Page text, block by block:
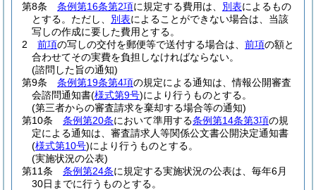
第8条
条例第16条第2項に規定する費用は、 別表によるもの
とする。 ただし、 別表によることができない場合は、当該
写しの作成に要した費用とする。
2
前項の写しの交付を郵便等で送付する場合は、 前項の額と
合わせてその実費を負担しなければならない。
(諮問した旨の通知)
第9条
条例第19条第4項の規定による通知は、情報公開審査
会諮問通知書(様式第9号)により行うものとする。
(第三者からの審査請求を棄却する場合等の通知)
第10条
条例第20条において準用する条例第14条第3項の規
定による通知は、審査請求人等関係公文書公開決定通知書
(様式第10号)により行うものとする。
(実施状況の公表)
第11条
条例第24条に規定する実施状況の公表は、毎年6月
30日までに行うものとする。